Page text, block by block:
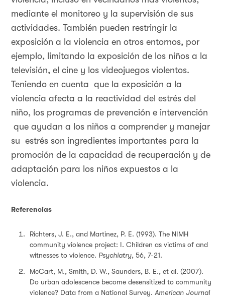
mediante el monitoreo y la supervisión de sus
actividades. También pueden restringir la
exposición a la violencia en otros entornos, por
ejemplo, limitando la exposición de los niños a la
televisión, el cine y los videojuegos violentos.
Teniendo en cuenta que la exposición a la
violencia afecta a la reactividad del estrés del
niño, los programas de prevención e intervención
que ayudan a los niños a comprender y manejar
su estrés son ingredientes importantes para la
promoción de la capacidad de recuperación y de
adaptación para los niños expuestos a la
violencia.
Referencias
Richters, J. E., and Martinez, P. E. (1993). The NIMH
community violence project: I. Children as victims of and
witnesses to violence. Psychiatry, 56, 7-21.
McCart, M., Smith, D. W., Saunders, B. E., et al. (2007).
Do urban adolescence become desensitized to community
violence? Data from a National Survey. American Journal